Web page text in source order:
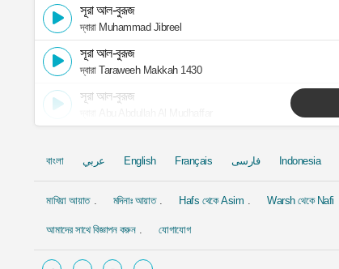
সূরা আল-বুরূজ
দ্বারা Muhammad Jibreel
সূরা আল-বুরূজ
দ্বারা Taraweeh Makkah 1430
সূরা আল-বুরূজ
বাংলা عربي English Français فارسی Indonesia
মাখিয়া আয়াত মদিনাঃ আয়াত Hafs থেকে Asim Warsh থেকে Nafi
আমাদের সাথে বিজ্ঞাপন করুন যোগাযোগ